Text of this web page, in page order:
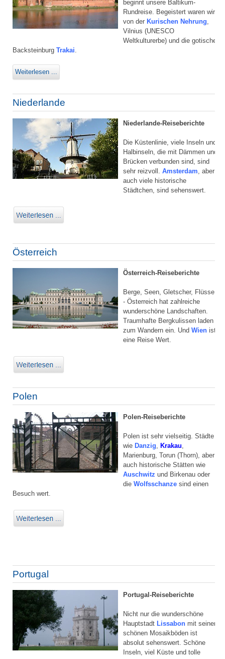
beginnt unsere Baltikum-
Rundreise. Begeistert waren wir
von der Kurischen Nehrung
Vilnius (UNESCO
Weltkulturerbe) und die gotische
Backsteinburg Trakai
Weiterlesen ...
Niederlande
Niederlande-Reiseberichte
Die Küstenlinie, viele Inseln und
Halbinseln, die mit Dämmen und
Brücken verbunden sind, sind
sehr reizvoll. Amsterdam, aber
auch viele historische
Städtchen, sind sehenswert.
Österreich
Österreich-Reiseberichte
Berge, Seen, Gletscher, Flüsse
- Österreich hat zahlreiche
wunderschöne Landschaften.
Traumhafte Bergkulissen laden
zum Wandern ein. Und Wien ist
eine Reise Wert.
Polen
Polen-Reiseberichte
Polen ist sehr vielseitig. Städte
wie Danzig, Krakau,
Marienburg, Torun (Thorn), aber
auch historische Stätten wie
Auschwitz und Birkenau oder
die Wolfsschanze sind einen
Besuch wert.
Portugal
Portugal-Reiseberichte
Nicht nur die wunderschöne
Hauptstadt Lissabon mit seinen
schönen Mosaikböden ist
absolut sehenswert. Schöne
Inseln, viel Küste und tolle